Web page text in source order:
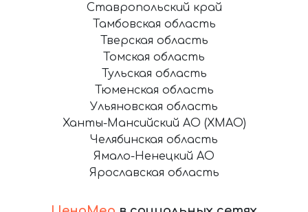
Ставропольский край
Тамбовская область
Тверская область
Томская область
Тульская область
Тюменская область
Ульяновская область
Ханты-Мансийский АО (ХМАО)
Челябинская область
Ямало-Ненецкий АО
Ярославская область